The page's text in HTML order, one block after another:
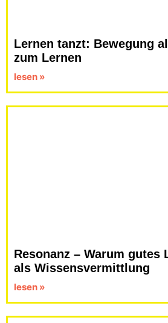
Lernen tanzt: Bewegung
zum Lernen
lesen »
Resonanz – Warum gutes
als Wissensvermittlung
lesen »